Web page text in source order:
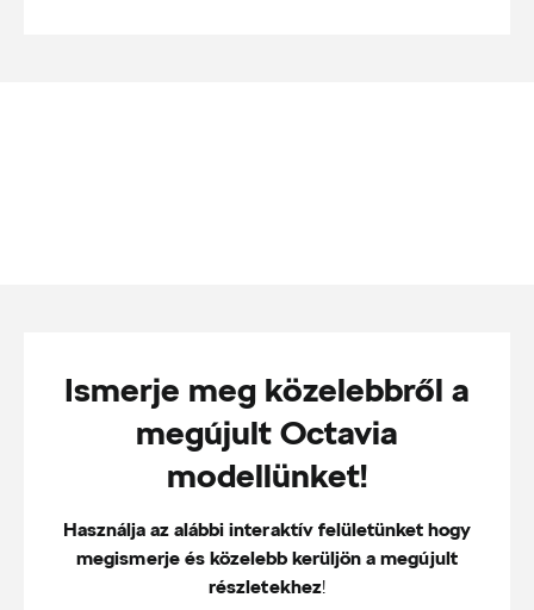
Ismerje meg közelebbről a
megújult Octavia
modellünket!
Használja az alábbi interaktív felületünket hogy
megismerje és közelebb kerüljön a megújult
részletekhez!